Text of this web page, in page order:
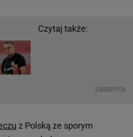
Czytaj także:
SUBSKRYPCJA
z Polską ze sporym